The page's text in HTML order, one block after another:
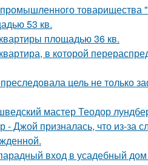
53 кв.
площадью 36 кв.
в которой
цель не только
мастер Теодор
- Джой призналась, что из-за
вход в усадебный дом